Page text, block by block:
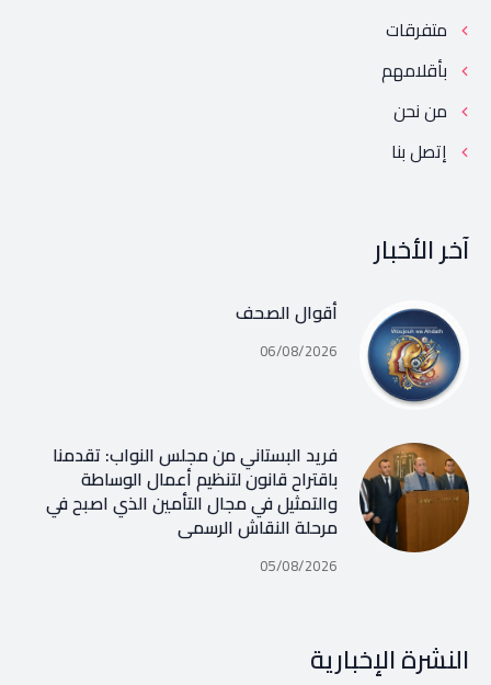
متفرقات
بأقلامهم
من نحن
إتصل بنا
آخر الأخبار
أقوال الصحف
06/08/2026
فريد البستاني من مجلس النواب: تقدمنا
باقتراح قانون لتنظيم أعمال الوساطة
والتمثيل في مجال التأمين الذي اصبح في
مرحلة النقاش الرسمي
05/08/2026
النشرة الإخبارية